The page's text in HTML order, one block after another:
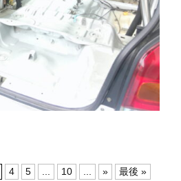
4 5 ... 10 ... » 最後 »